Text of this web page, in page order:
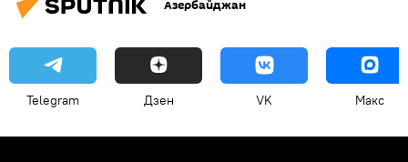
Азербайджан
Telegram Дзен VK Макс